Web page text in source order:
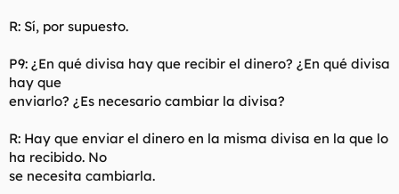
R: Sí, por supuesto.
P9: ¿En qué divisa hay que recibir el dinero? ¿En qué divisa
hay que
enviarlo? ¿Es necesario cambiar la divisa?
R: Hay que enviar el dinero en la misma divisa en la que lo
ha recibido. No
se necesita cambiarla.